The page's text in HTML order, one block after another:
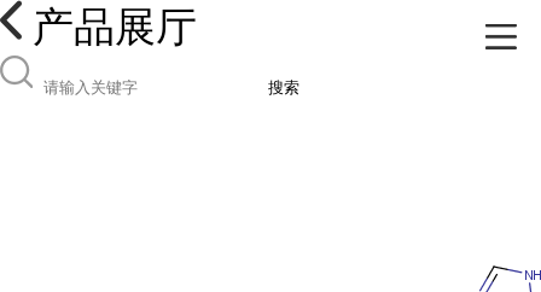
产品展厅
搜索